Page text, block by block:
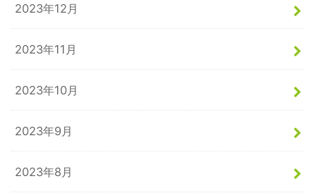
2023年12月
2023年11月
2023年10月
2023年9月
2023年8月